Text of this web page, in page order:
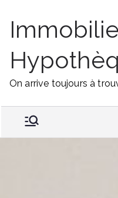
content
On arrive toujours à